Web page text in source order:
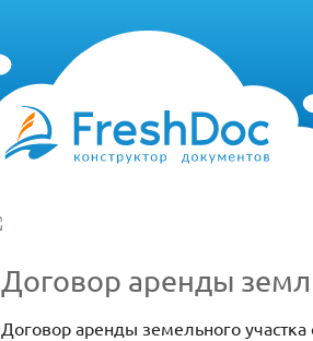
Договор аренды
Договор аренды земельного